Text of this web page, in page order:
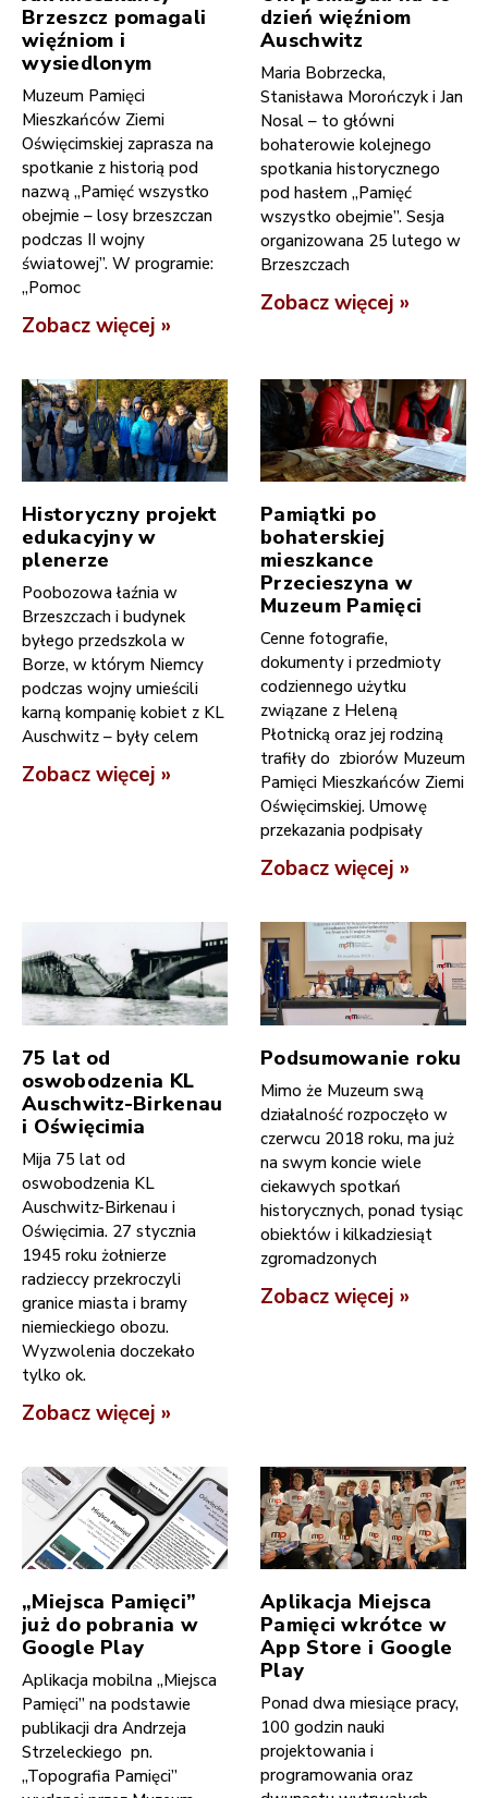
Brzeszcz pomagali
więźniom i
wysiedlonym
Muzeum Pamięci
Mieszkańców Ziemi
Oświęcimskiej zaprasza na
spotkanie z historią pod
nazwą „Pamięć wszystko
obejmie – losy brzeszczan
podczas II wojny
światowej”. W programie:
„Pomoc
Zobacz więcej »
dzień więźniom
Auschwitz
Maria Bobrzecka,
Stanisława Morończyk i Jan
Nosal – to główni
bohaterowie kolejnego
spotkania historycznego
pod hasłem „Pamięć
wszystko obejmie”. Sesja
organizowana 25 lutego w
Brzeszczach
Zobacz więcej »
Historyczny projekt
edukacyjny w
plenerze
Poobozowa łaźnia w
Brzeszczach i budynek
byłego przedszkola w
Borze, w którym Niemcy
podczas wojny umieścili
karną kompanię kobiet z KL
Auschwitz – były celem
Zobacz więcej »
Pamiątki po
bohaterskiej
mieszkance
Przecieszyna w
Muzeum Pamięci
Cenne fotografie,
dokumenty i przedmioty
codziennego użytku
związane z Heleną
Płotnicką oraz jej rodziną
trafiły do zbiorów Muzeum
Pamięci Mieszkańców Ziemi
Oświęcimskiej. Umowę
przekazania podpisały
Zobacz więcej »
75 lat od
oswobodzenia KL
Auschwitz-Birkenau
i Oświęcimia
Mija 75 lat od
oswobodzenia KL
Auschwitz-Birkenau i
Oświęcimia. 27 stycznia
1945 roku żołnierze
radzieccy przekroczyli
granice miasta i bramy
niemieckiego obozu.
Wyzwolenia doczekało
tylko ok.
Zobacz więcej »
Podsumowanie roku
Mimo że Muzeum swą
działalność rozpoczęło w
czerwcu 2018 roku, ma już
na swym koncie wiele
ciekawych spotkań
historycznych, ponad tysiąc
obiektów i kilkadziesiąt
zgromadzonych
Zobacz więcej »
„Miejsca Pamięci”
już do pobrania w
Google Play
Aplikacja mobilna „Miejsca
Pamięci” na podstawie
publikacji dra Andrzeja
Strzeleckiego pn.
„Topografia Pamięci”
Aplikacja Miejsca
Pamięci wkrótce w
App Store i Google
Play
Ponad dwa miesiące pracy,
100 godzin nauki
projektowania i
programowania oraz